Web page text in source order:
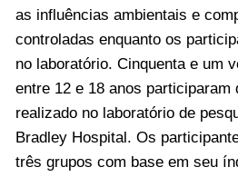
as influências ambientais e
controladas enquanto os
no laboratório. Cinquenta e um
entre 12 e 18 anos participaram
realizado no laboratório de
Bradley Hospital. Os
três grupos com base em seu